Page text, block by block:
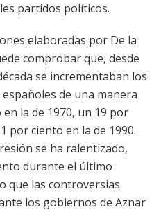
partidos políticos.
elaboradas por De la
comprobar que, desde
se incrementaban los
de una manera
la de 1970, un 19 por
por ciento en la de 1990.
se ha ralentizado,
durante el último
que las controversias
los gobiernos de Aznar